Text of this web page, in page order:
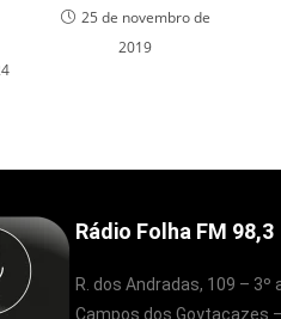
25 de novembro de
2019
Rádio Folha FM 98,3
R. dos Andradas, 109 – 3º
Campos dos Goytacazes